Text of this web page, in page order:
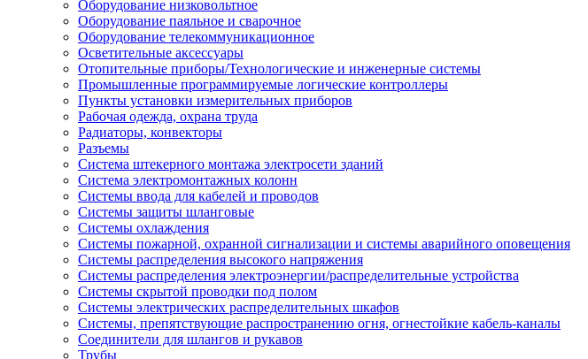
Оборудование низковольтное
Оборудование паяльное и сварочное
Оборудование телекоммуникационное
Осветительные аксессуары
Отопительные приборы/Технологические и инженерные системы
Промышленные программируемые логические контроллеры
Пункты установки измерительных приборов
Рабочая одежда, охрана труда
Радиаторы, конвекторы
Разъемы
Система штекерного монтажа электросети зданий
Система электромонтажных колонн
Системы ввода для кабелей и проводов
Системы защиты шланговые
Системы охлаждения
Системы пожарной, охранной сигнализации и системы аварийного оповещения
Системы распределения высокого напряжения
Системы распределения электроэнергии/распределительные устройства
Системы скрытой проводки под полом
Системы электрических распределительных шкафов
Системы, препятствующие распространению огня, огнестойкие кабель-каналы
Соединители для шлангов и рукавов
Трубы